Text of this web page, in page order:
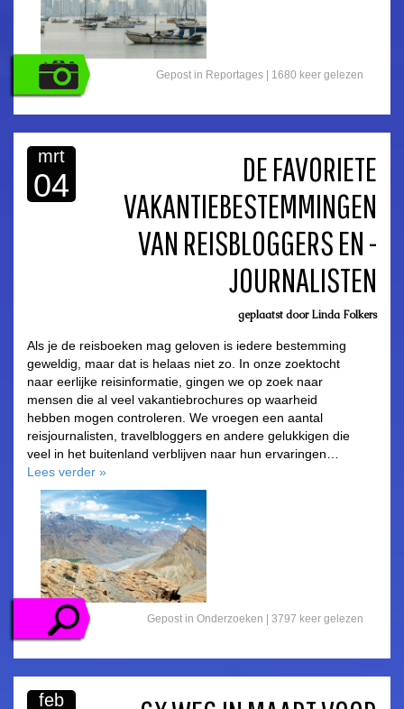
Gepost in Reportages 1680 keer gelezen
mrt
04
DE FAVORIETE
VAKANTIEBESTEMMINGEN
VAN REISBLOGGERS EN -
JOURNALISTEN
geplaatst doorLinda Folkers
Als je de reisboeken mag geloven is iedere bestemming
geweldig, maar dat is helaas niet zo. In onze zoektocht
naar eerlijke reisinformatie, gingen we op zoek naar
mensen die al veel vakantiebrochures op waarheid
hebben mogen controleren. We vroegen een aantal
reisjournalisten, travelbloggers en andere gelukkigen die
veel in het buitenland verblijven naar hun ervaringen…
Lees verder »
Gepost in Onderzoeken | 3797 keer gelezen
feb